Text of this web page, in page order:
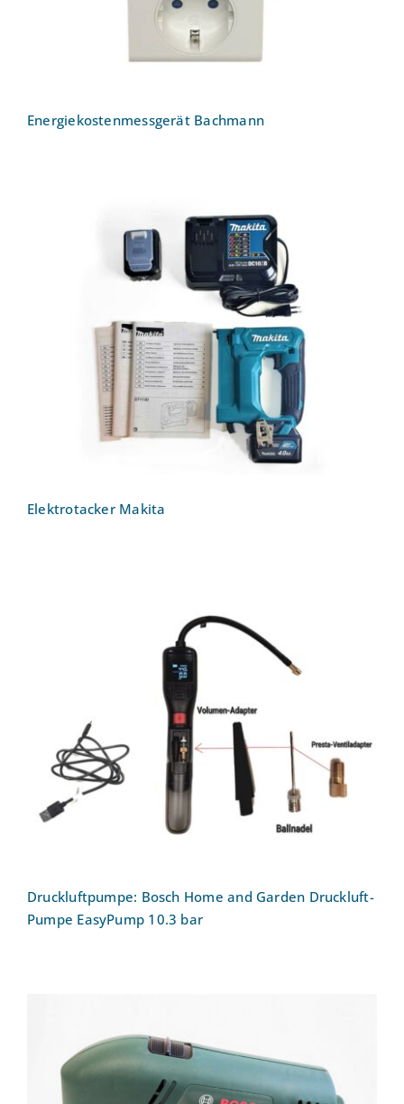
Energiekostenmessgerät Bachmann
Elektrotacker Makita
Elektrotacker Makita
Druckluftpumpe: Bosch Home and
Garden Druckluft-Pumpe EasyPump
10.3 bar
Druckluftpumpe: Bosch Home and Garden Druckluft-
Pumpe EasyPump 10.3 bar